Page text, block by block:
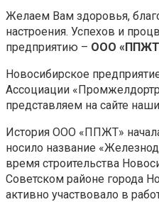
Желаем Вам здоровья,
настроения. Успехов и
предприятию – ООО
Новосибирское
Ассоциации
представляем на сайте
История ООО «ППЖТ»
носило название
время строительства
Советском районе города
активно участвовало в